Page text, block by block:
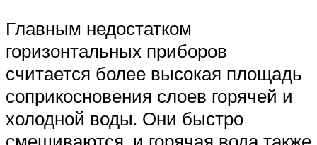
Главным недостатком
горизонтальных приборов
считается более высокая площадь
соприкосновения слоев горячей и
холодной воды. Они быстро